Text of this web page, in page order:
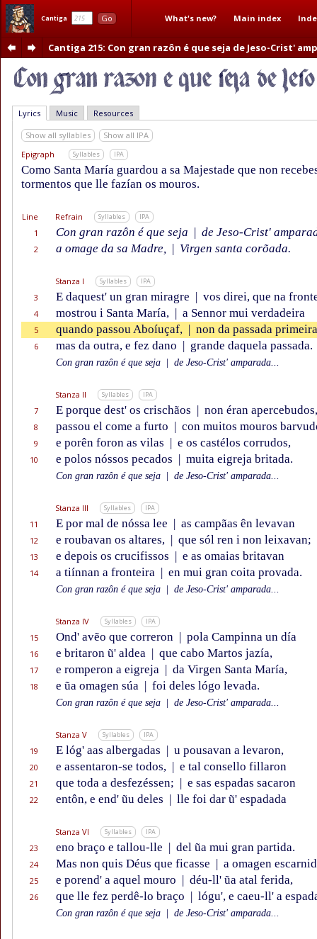
Cantiga Go What's new? Main index
Cantiga 215: Con gran razôn é que seja de Jeso-Crist'
Lyrics Music Resources
Show all syllables
Show all IPA
Epigraph
Syllables IPA
Como Santa María guardou a sa Majestade que non
tormentos que lle fazían os mouros.
Line Refrain Syllables IPA
1 Con gran razôn é que seja | de Jeso-Crist'
2 a omage da sa Madre, | Virgen santa corõada.
Stanza I Syllables IPA
3 E daquest' un gran miragre | vos direi, que na
4 mostrou i Santa María, | a Sennor mui verdadeira
5 quando passou Aboíuçaf, | non da passada
6 mas da outra, e fez dano | grande daquela passada.
Con gran razôn é que seja de Jeso-Crist' amparada...
Stanza II Syllables IPA
7 E porque dest' os crischãos | non éran apercebudos,
8 passou el come a furto | con muitos mouros
9 e porên foron as vilas | e os castélos corrudos,
10 e polos nóssos pecados | muita eigreja britada.
Con gran razôn é que seja de Jeso-Crist' amparada...
Stanza III Syllables IPA
11 E por mal de nóssa lee | as campãas ên levavan
12 e roubavan os altares, | que sól ren i non leixavan;
13 e depois os crucifissos | e as omaias britavan
14 a tiínnan a fronteira | en mui gran coita provada.
Con gran razôn é que seja de Jeso-Crist' amparada...
Stanza IV Syllables IPA
15 Ond' avẽo que correron | pola Campinna un día
16 e britaron ũ' aldea | que cabo Martos jazía,
17 e romperon a eigreja | da Virgen Santa María,
18 e ũa omagen súa | foi deles lógo levada.
Con gran razôn é que seja de Jeso-Crist' amparada...
Stanza V Syllables IPA
19 E lóg' aas albergadas | u pousavan a levaron,
20 e assentaron-se todos, | e tal consello fillaron
21 que toda a desfezéssen; | e sas espadas sacaron
22 entôn, e end' ũu deles | lle foi dar ũ' espadada
Stanza VI Syllables IPA
23 eno braço e tallou-lle | del ũa mui gran partida.
24 Mas non quis Déus que ficasse | a omagen
25 e porend' a aquel mouro | déu-ll' ũa atal ferida,
26 que lle fez perdê-lo braço | lógu', e caeu-ll' a
Con gran razôn é que seja de Jeso-Crist' amparada...